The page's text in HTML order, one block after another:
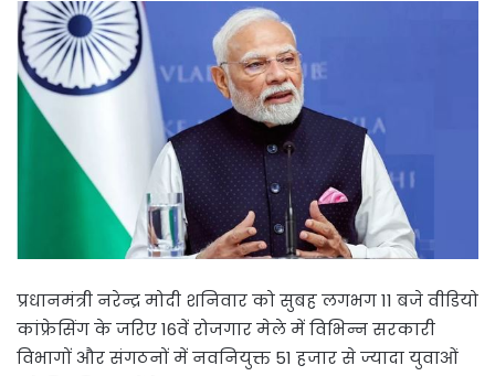
प्रधानमंत्री नरेन्द्र मोदी शनिवार को सुबह लगभग 11 बजे वीडियो
कांफ्रेसिंग के जरिए 16वें रोजगार मेले में विभिन्न सरकारी
विभागों और संगठनों में नवनियुक्त 51 हजार से ज्यादा युवाओं